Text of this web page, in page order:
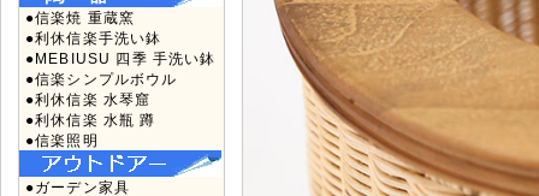
●信楽焼 重蔵窯
●利休信楽手洗い鉢
●MEBIUSU 四季 手洗い鉢
●信楽シンプルボウル
●利休信楽 水琴窟
●利休信楽 水瓶 蹲
●信楽照明
●ガーデン家具